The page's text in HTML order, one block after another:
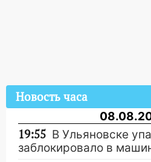
Новость часа
19:55 В Ульяновске
заблокировало в